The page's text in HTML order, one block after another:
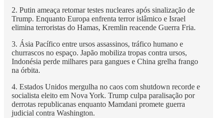
2. Putin ameaça retomar testes nucleares após sinalização de
Trump. Enquanto Europa enfrenta terror islâmico e Israel
elimina terroristas do Hamas, Kremlin reacende Guerra Fria.
3. Ásia Pacífico entre ursos assassinos, tráfico humano e
churrascos no espaço. Japão mobiliza tropas contra ursos,
Indonésia perde milhares para gangues e China grelha frango
na órbita.
4. Estados Unidos mergulha no caos com shutdown recorde e
socialista eleito em Nova York. Trump culpa paralisação por
derrotas republicanas enquanto Mamdani promete guerra
judicial contra Washington.